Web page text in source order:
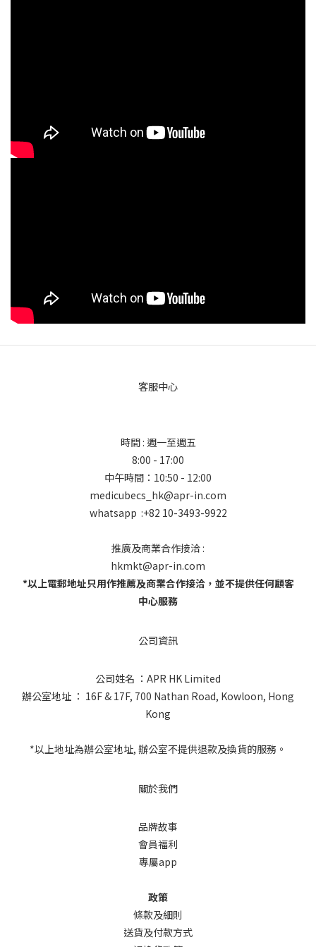
客服中心
時間 : 週一至週五
8:00 - 17:00
中午時間：10:50 - 12:00
medicubecs_hk@apr-in.com
whatsapp :+82 10-3493-9922
推廣及商業合作接洽 :
hkmkt@apr-in.com
*以上電郵地址只用作推薦及商業合作接洽，並不提供任何顧客
中心服務
公司資訊
公司姓名 ：APR HK Limited
辦公室地址 ： 16F & 17F, 700 Nathan Road, Kowloon, Hong
Kong
*以上地址為辦公室地址, 辦公室不提供退款及換貨的服務。
關於我們
品牌故事
會員福利
專屬app
政策
條款及細則
送貨及付款方式